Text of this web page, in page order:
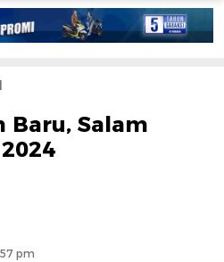
Baru, Salam
pm